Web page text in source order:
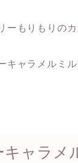
ーもりもりの
キャラメルミ
キャラメ